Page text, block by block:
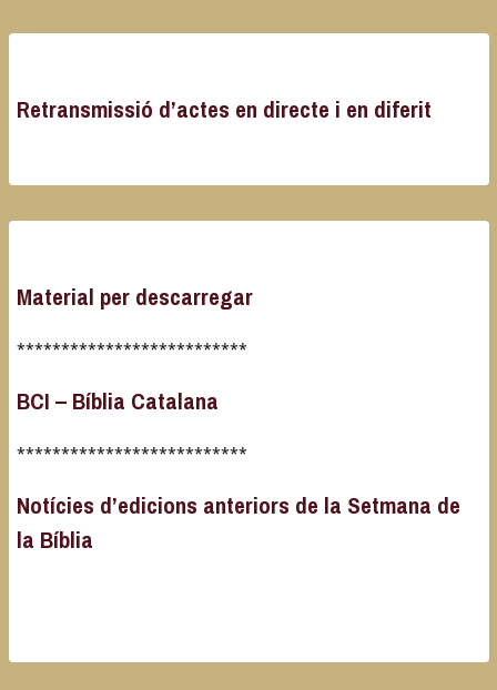
Retransmissió d’actes en directe i en diferit
Material per descarregar
**************************
BCI – Bíblia Catalana
**************************
Notícies d’edicions anteriors de la Setmana de
la Bíblia